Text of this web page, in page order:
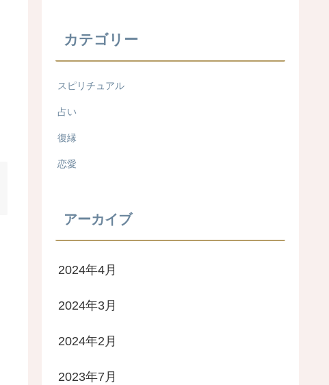
カテゴリー
スピリチュアル
占い
復縁
恋愛
アーカイブ
2024年4月
2024年3月
2024年2月
2023年7月